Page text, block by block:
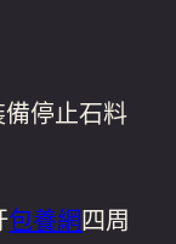
停止石料
包養網四周